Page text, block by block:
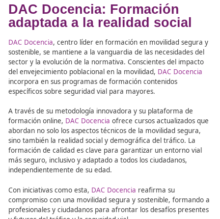
«Itinerarios», una guía breve y visual sobre
normas y situaciones habituales en la vía pública.
Vídeos educativos que recrean escenarios
personas mayores, abordando temas como
renovación del permiso de conducción o la
los medicamentos en la conducción.
Charlas y talleres presenciales, programas
intergeneracionales y colaboraciones con
de la salud para reforzar la formación y
Curso de formación para profesionales del ámbito
sanitario, social o educativo, con el objetivo de
herramientas para abordar la seguridad vial de
mayores.
DAC Docencia: Formación
adaptada a la realidad
DAC Docencia, centro líder en formación en movilidad